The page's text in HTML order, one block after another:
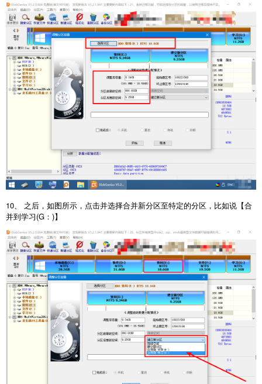
10、 之后，如图所示，点击并选择合并新分区至特定的分区，比如说【合
并到学习(G：)】